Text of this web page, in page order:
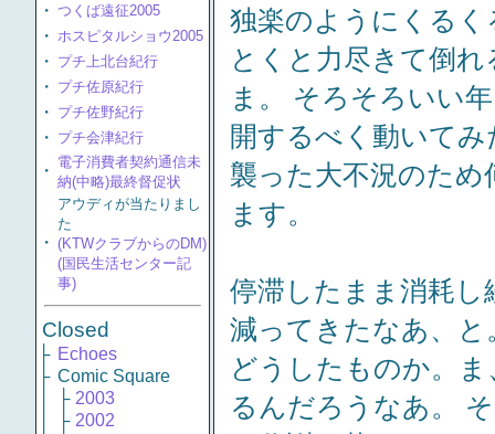
・ つくば遠征2005
・ ホスピタルショウ2005
・ プチ上北台紀行
・ プチ佐原紀行
・ プチ佐野紀行
・ プチ会津紀行
・ 電子消費者契約通信未
納(中略)最終督促状
・
アウディが当たりまし
た
(KTWクラブからのDM)
(国民生活センター記
事)
Closed
├ Echoes
├ Comic Square
├ 2003
├ 2002
独楽のようにくる
とくと力尽きて倒
ま。 そろそろいい
開するべく動いて
襲った大不況のた
ます。
停滞したまま消耗
減ってきたなあ、
どうしたものか。
るんだろうなあ。